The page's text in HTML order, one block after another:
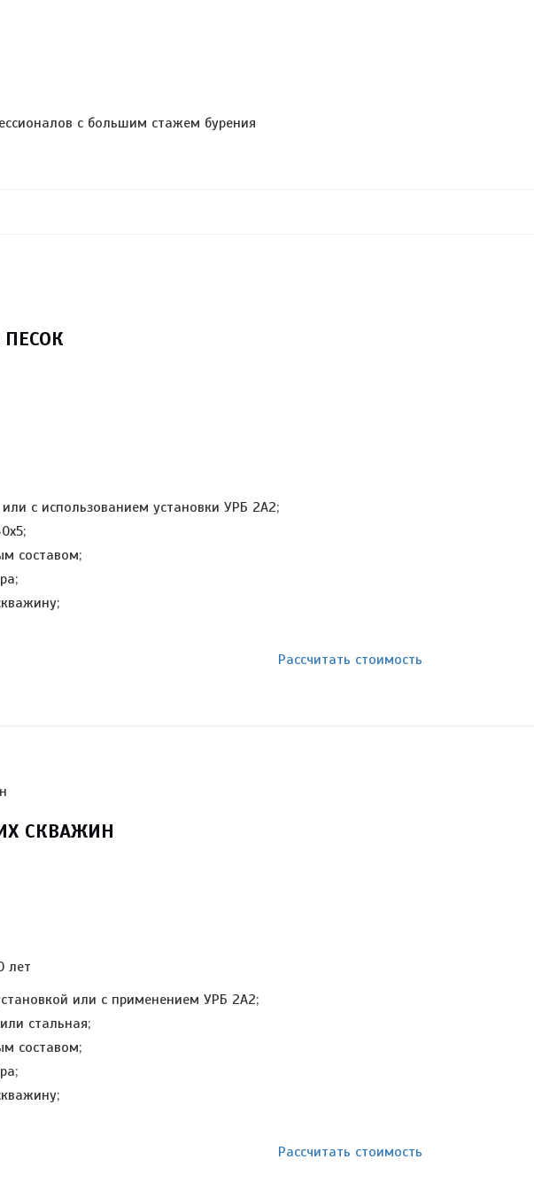
с большим стажем бурения
с использованием установки УРБ 2А2;
составом;
Рассчитать стоимость
СКВАЖИН
лет
или с применением УРБ 2А2;
стальная;
составом;
Рассчитать стоимость